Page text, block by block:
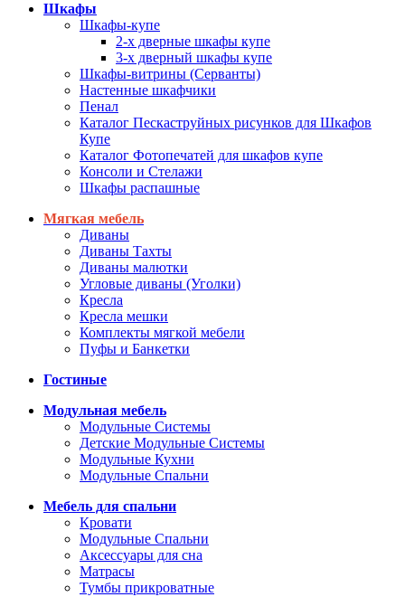
Шкафы
Шкафы-купе
2-х дверные шкафы купе
3-х дверный шкафы купе
Шкафы-витрины (Серванты)
Настенные шкафчики
Пенал
Каталог Пескаструйных рисунков для Шкафов
Купе
Каталог Фотопечатей для шкафов купе
Консоли и Стелажи
Шкафы распашные
Мягкая мебель
Диваны
Диваны Тахты
Диваны малютки
Угловые диваны (Уголки)
Кресла
Кресла мешки
Комплекты мягкой мебели
Пуфы и Банкетки
Гостиные
Модульная мебель
Модульные Системы
Детские Модульные Системы
Модульные Кухни
Модульные Спальни
Мебель для спальни
Кровати
Модульные Спальни
Аксессуары для сна
Матрасы
Тумбы прикроватные